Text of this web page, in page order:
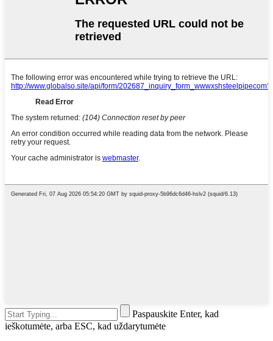
Paspauskite Enter, kad
ieškotumėte, arba ESC, kad uždarytumėte